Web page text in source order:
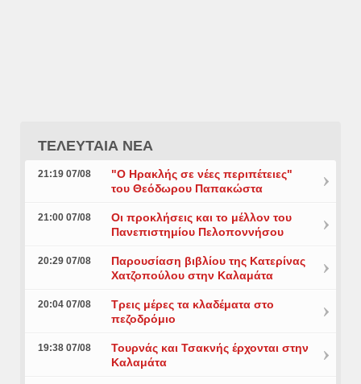
ΤΕΛΕΥΤΑΙΑ ΝΕΑ
21:19 07/08
"Ο Ηρακλής σε νέες περιπέτειες"
του Θεόδωρου Παπακώστα
21:00 07/08
Οι προκλήσεις και το μέλλον του
Πανεπιστημίου Πελοποννήσου
20:29 07/08
Παρουσίαση βιβλίου της Κατερίνας
Χατζοπούλου στην Καλαμάτα
20:04 07/08
Τρεις μέρες τα κλαδέματα στο
πεζοδρόμιο
19:38 07/08
Τουρνάς και Τσακνής έρχονται στην
Καλαμάτα